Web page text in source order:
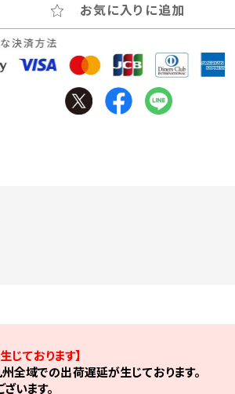
お気に入りに追加
ております】
全域での出荷遅延が生じております。
います。